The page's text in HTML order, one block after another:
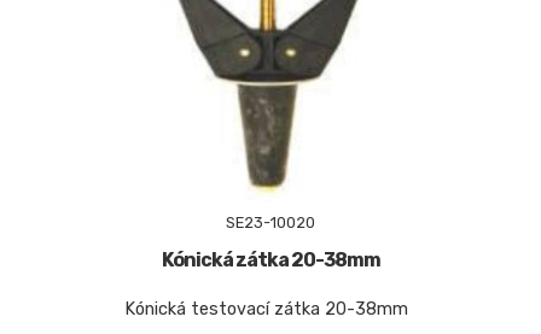
SE23-10020
Kónická zátka 20-38mm
Kónická testovací zátka 20-38mm